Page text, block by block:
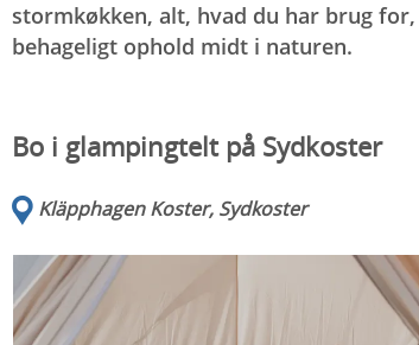
stormkøkken, alt, hvad du har brug
behageligt ophold midt i naturen.
Bo i glampingtelt på Sydkoster
Kläpphagen Koster, Sydkoster